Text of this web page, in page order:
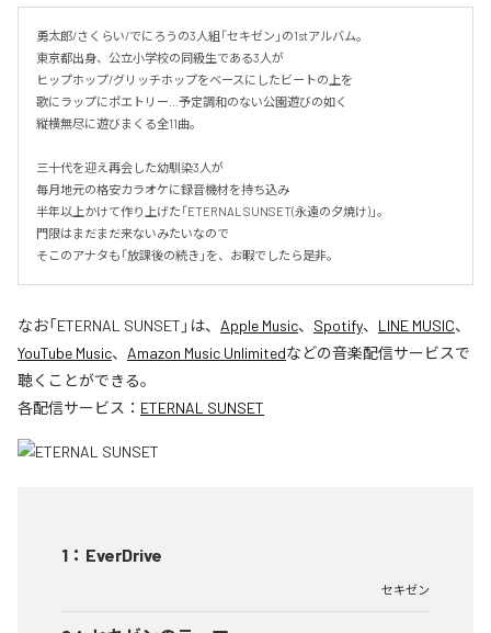
勇太郎/さくらい/でにろうの3人組「セキゼン」の1stアルバム。
東京都出身、公立小学校の同級生である3人が
ヒップホップ/グリッチホップをベースにしたビートの上を
歌にラップにポエトリー…予定調和のない公園遊びの如く
縦横無尽に遊びまくる全11曲。
三十代を迎え再会した幼馴染3人が
毎月地元の格安カラオケに録音機材を持ち込み
半年以上かけて作り上げた「ETERNAL SUNSET(永遠の夕焼け)」。
門限はまだまだ来ないみたいなので
そこのアナタも「放課後の続き」を、お暇でしたら是非。
なお「ETERNAL SUNSET 」は、 Apple Music、 Spotify、 LINE MUSIC、
YouTube Music、 Amazon Music Unlimitedなどの音楽配信サービスで
聴くことができる。
各配信サービス： ETERNAL SUNSET
1 ： EverDrive
セキゼン